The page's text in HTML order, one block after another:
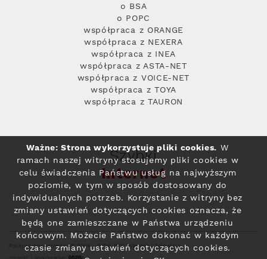
o BSA
o POPC
współpraca z ORANGE
współpraca z NEXERA
współpraca z INEA
współpraca z ASTA-NET
współpraca z VOICE-NET
współpraca z TOYA
współpraca z TAURON
Szybki
Internet
Polityka prywatności© 2004 - 2026 RFC Internet i Telewizja
Ważne: Strona wykorzystuje pliki cookies. W
ramach naszej witryny stosujemy pliki cookies w
celu świadczenia Państwu usług na najwyższym
poziomie, w tym w sposób dostosowany do
indywidualnych potrzeb. Korzystanie z witryny bez
zmiany ustawień dotyczących cookies oznacza, że
będą one zamieszczane w Państwa urządzeniu
końcowym. Możecie Państwo dokonać w każdym
czasie zmiany ustawień dotyczących cookies.